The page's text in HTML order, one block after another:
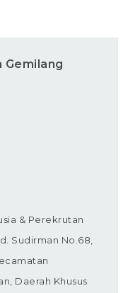
Gemilang
& Perekrutan
Sudirman No.68,
Daerah Khusus